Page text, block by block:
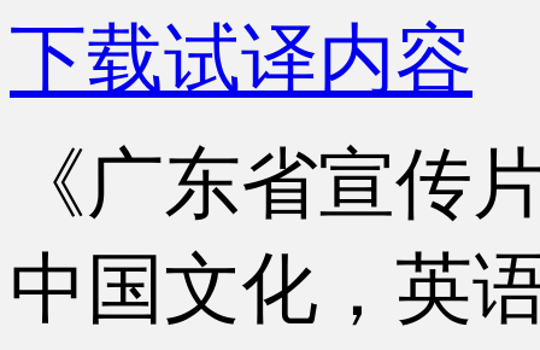
下载试译内容
《广东省宣传
中国文化，英